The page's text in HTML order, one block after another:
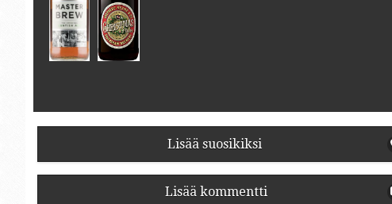
Lisää suosikiksi
Lisää kommentti